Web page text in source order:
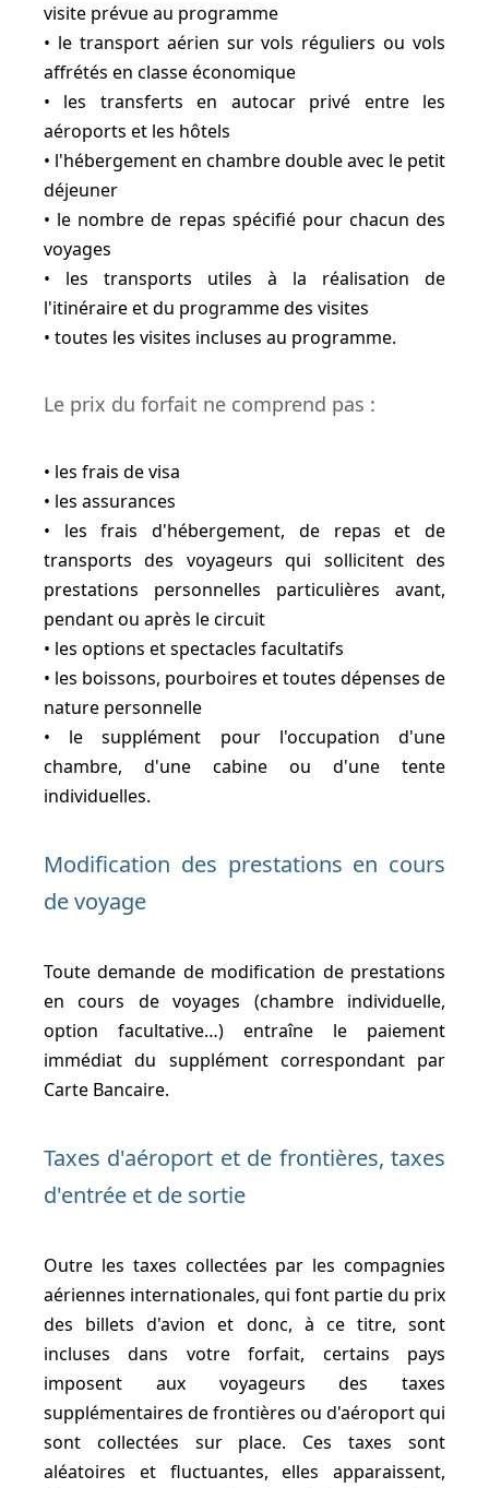
visite prévue au programme
• le transport aérien sur vols réguliers ou vols
affrétés en classe économique
• les transferts en autocar privé entre les
aéroports et les hôtels
• l'hébergement en chambre double avec le petit
déjeuner
• le nombre de repas spécifié pour chacun des
voyages
• les transports utiles à la réalisation de
l'itinéraire et du programme des visites
• toutes les visites incluses au programme.
Le prix du forfait ne comprend pas :
• les frais de visa
• les assurances
• les frais d'hébergement, de repas et de
transports des voyageurs qui sollicitent des
prestations personnelles particulières avant,
pendant ou après le circuit
• les options et spectacles facultatifs
• les boissons, pourboires et toutes dépenses de
nature personnelle
• le supplément pour l'occupation d'une
chambre, d'une cabine ou d'une tente
individuelles.
Modification des prestations en cours
de voyage
Toute demande de modification de prestations
en cours de voyages (chambre individuelle,
option facultative…) entraîne le paiement
immédiat du supplément correspondant par
Carte Bancaire.
Taxes d'aéroport et de frontières, taxes
d'entrée et de sortie
Outre les taxes collectées par les compagnies
aériennes internationales, qui font partie du prix
des billets d'avion et donc, à ce titre, sont
incluses dans votre forfait, certains pays
imposent aux voyageurs des taxes
supplémentaires de frontières ou d'aéroport qui
sont collectées sur place. Ces taxes sont
aléatoires et fluctuantes, elles apparaissent,